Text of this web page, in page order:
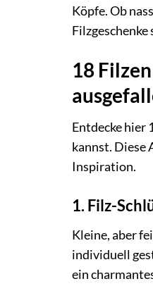
Köpfe. Ob
18
Entdecke hier
kannst. Diese
Inspiration.
1. Filz-
Kleine, aber
individuell
ein